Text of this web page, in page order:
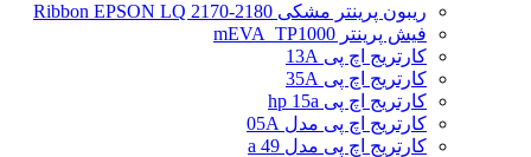
ریبون پرینتر مشکی Ribbon EPSON LQ 2170-2180
فیش پرینتر mEVA_TP1000
کارتریج اچ پی 13A
کارتریج اچ پی 35A
کارتریج اچ پی hp 15a
کارتریج اچ پی مدل 05A
کارتریج اچ پی مدل 49 a